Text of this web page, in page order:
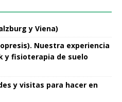
y Viena)
Nuestra experiencia
y fisioterapia de suelo
y visitas para hacer en